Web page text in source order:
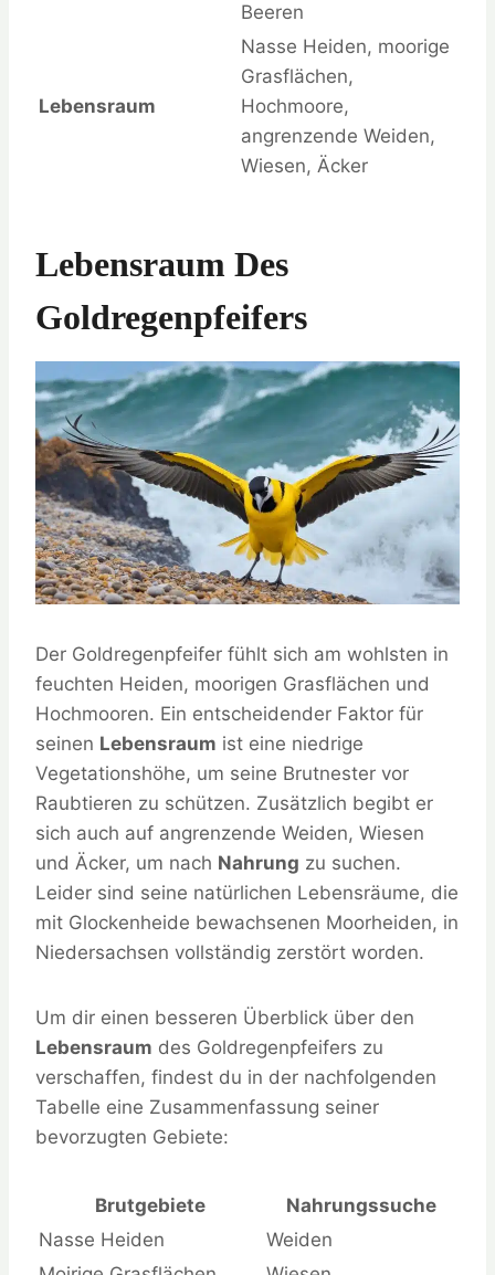
Beeren
Lebensraum
Nasse Heiden, moorige
Grasflächen,
Hochmoore,
angrenzende Weiden,
Wiesen, Äcker
Lebensraum Des
Goldregenpfeifers
Der Goldregenpfeifer fühlt sich am wohlsten in
feuchten Heiden, moorigen Grasflächen und
Hochmooren. Ein entscheidender Faktor für
seinen Lebensraum ist eine niedrige
Vegetationshöhe, um seine Brutnester vor
Raubtieren zu schützen. Zusätzlich begibt er
sich auch auf angrenzende Weiden, Wiesen
und Äcker, um nach Nahrung zu suchen.
Leider sind seine natürlichen Lebensräume, die
mit Glockenheide bewachsenen Moorheiden, in
Niedersachsen vollständig zerstört worden.
Um dir einen besseren Überblick über den
Lebensraum des Goldregenpfeifers zu
verschaffen, findest du in der nachfolgenden
Tabelle eine Zusammenfassung seiner
bevorzugten Gebiete:
Brutgebiete
Nahrungssuche
Nasse Heiden
Weiden